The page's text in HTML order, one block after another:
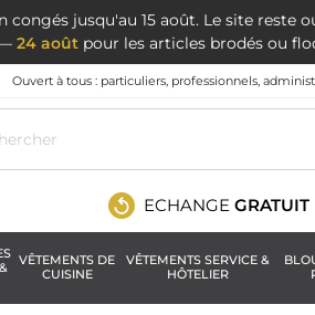
congés jusqu'au 15 août. Le site
24 août pour les articles brodés ou
Ouvert à tous : particuliers, professionnels,
ECHANGE GRATUIT
VÊTEMENTS DE
CUISINE
VÊTEMENTS SERVICE &
HÔTELIER